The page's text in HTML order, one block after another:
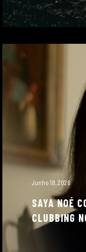
Junho 18, 2026
SAYA NOÉ
CLUBBING